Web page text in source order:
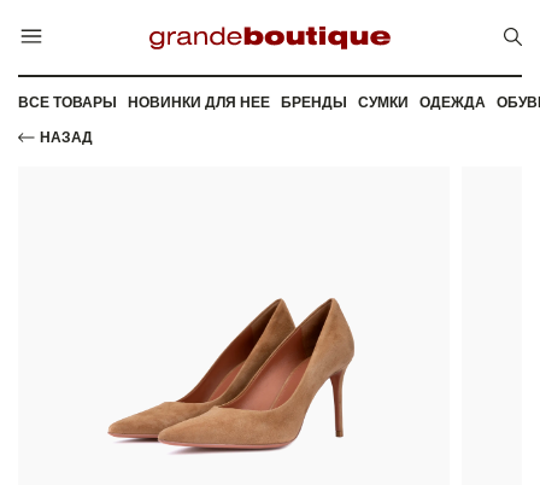
ВСЕ ТОВАРЫ НОВИНКИ ДЛЯ НЕЕ БРЕНДЫ СУМКИ ОДЕЖДА
НАЗАД